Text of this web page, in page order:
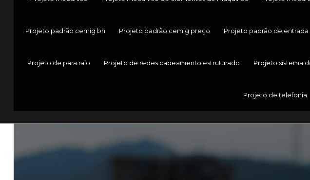
Projeto padrão cemig bh Projeto padrão cemig preço Projeto padrão de
Projeto de para raio Projeto de redes cabeamento estruturado Projeto sistema
Projeto de telefonia